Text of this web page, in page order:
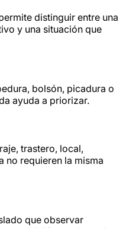
distinguir entre una
y una situación que
bolsón, picadura o
ayuda a priorizar.
trastero, local,
no requieren la misma
que observar